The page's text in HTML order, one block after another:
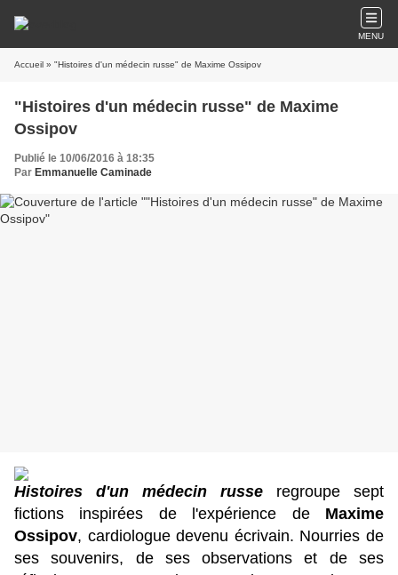
MENU
Accueil » "Histoires d'un médecin russe" de Maxime Ossipov
"Histoires d'un médecin russe" de Maxime
Ossipov
Publié le 10/06/2016 à 18:35
Par Emmanuelle Caminade
Histoires d'un médecin russe regroupe sept
fictions inspirées de l'expérience de Maxime
Ossipov, cardiologue devenu écrivain. Nourries de
ses souvenirs, de ses observations et de ses